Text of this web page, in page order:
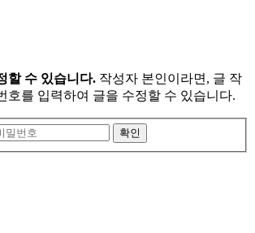
할 수 있습니다. 작성자 본인이라면, 글 작
호를 입력하여 글을 수정할 수 있습니다.